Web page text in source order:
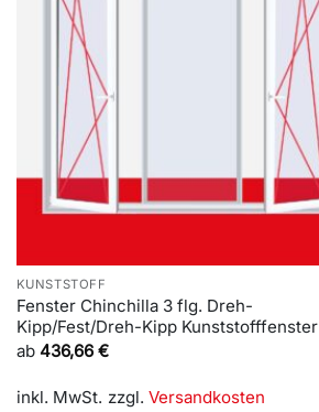
KUNSTSTOFF
Fenster Chinchilla 3 flg. Dreh-
Kipp/Fest/Dreh-Kipp Kunststofffenster
ab 436,66 €
inkl. MwSt. zzgl. Versandkosten